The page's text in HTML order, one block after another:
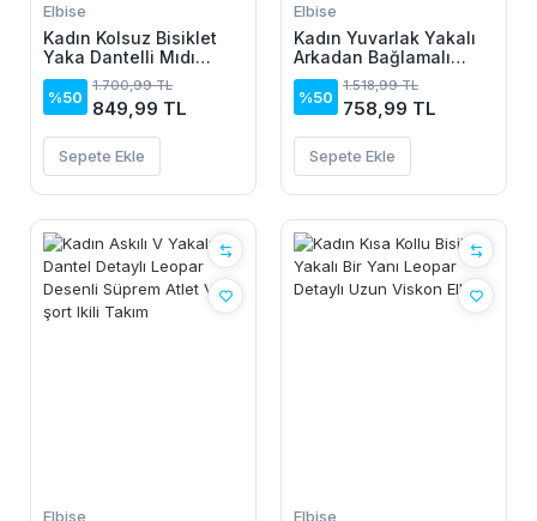
Elbise
Kadın Kolsuz Bisiklet
Yaka Dantelli Mıdı
Janjan Krep Elbise
%50
1.700,99 TL
849,99 TL
Sepete Ekle
Elbise
Kadın Yuvarlak Yakalı
Arkadan Bağlamalı
Düğme Detaylı
Asimetrik Kesim Detaylı
Kısa Viskon Elbise
%50
1.518,99 TL
758,99 TL
Sepete Ekle
Elbise Elbise